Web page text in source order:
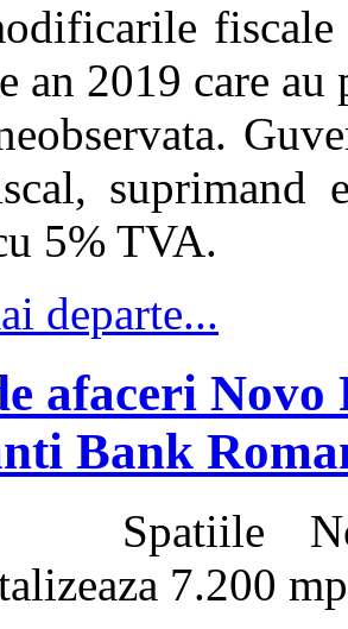
an 2019 care
suprimand
5% TVA.
departe...
afaceri
Bank
Spatiile
7.200